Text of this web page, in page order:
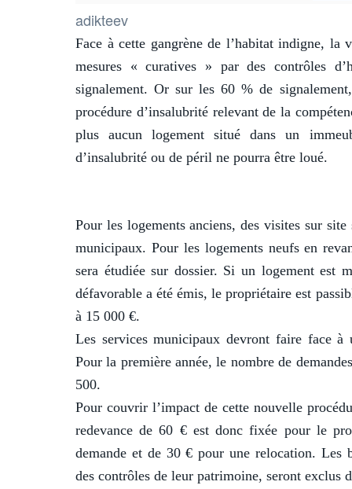
adikteev
Face à cette gangrène de l’habitat indigne, la
mesures « curatives » par des contrôles
signalement. Or sur les 60 % de
procédure d’insalubrité relevant de la
plus aucun logement situé dans un
d’insalubrité ou de péril ne pourra être loué.
Pour les logements anciens, des visites sur site
municipaux. Pour les logements neufs en
sera étudiée sur dossier. Si un logement est
défavorable a été émis, le propriétaire est
à 15 000 €.
Les services municipaux devront faire face à
Pour la première année, le nombre de
500.
Pour couvrir l’impact de cette nouvelle
redevance de 60 € est donc fixée pour le
demande et de 30 € pour une relocation. Les
des contrôles de leur patrimoine, seront exclus